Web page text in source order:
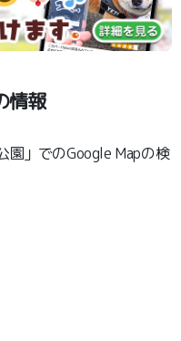
情報
園」でのGoogle Mapの検